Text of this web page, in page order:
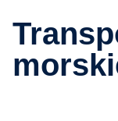
Transport kontenerów